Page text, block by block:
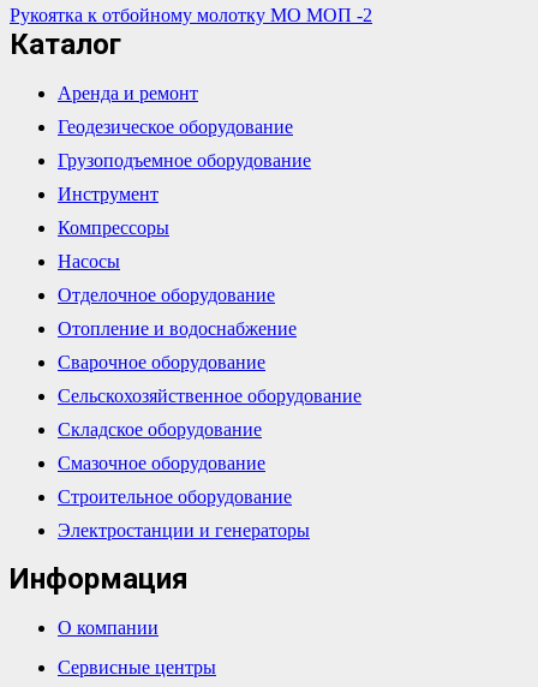
Рукоятка к отбойному молотку МО МОП -2
Каталог
Аренда и ремонт
Геодезическое оборудование
Грузоподъемное оборудование
Инструмент
Компрессоры
Насосы
Отделочное оборудование
Отопление и водоснабжение
Сварочное оборудование
Сельскохозяйственное оборудование
Складское оборудование
Смазочное оборудование
Строительное оборудование
Электростанции и генераторы
Информация
О компании
Сервисные центры